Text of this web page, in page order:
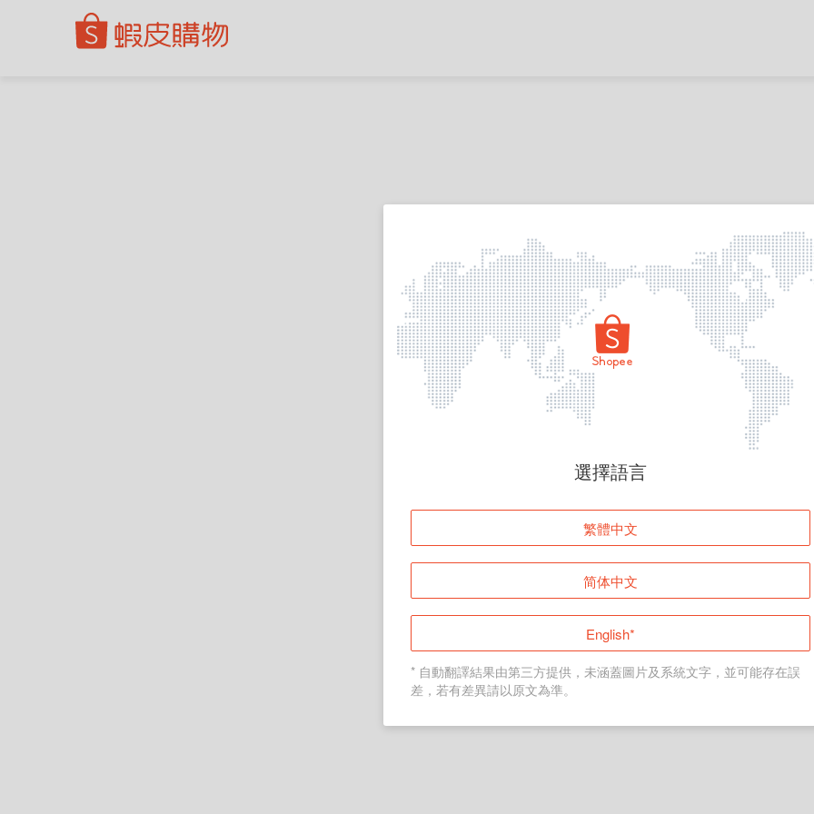
頁面無法顯示
登入
返回首頁
選擇語言
繁體中文
简体中文
English*
* 自動翻譯結果由第三方提供，未涵蓋圖片及系統文字，並可能存在誤
差，若有差異請以原文為準。